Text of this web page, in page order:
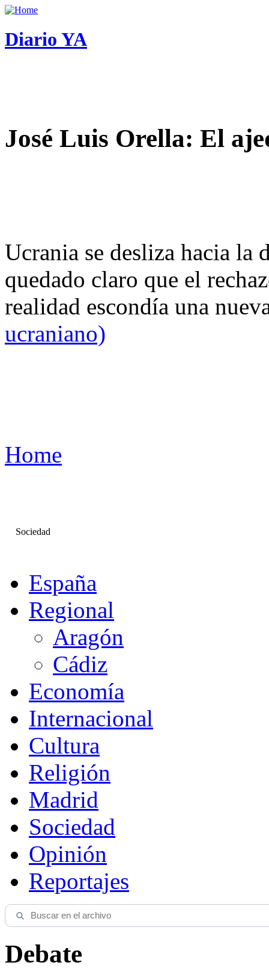
Diario YA
José Luis Orella: El
Ucrania se desliza hacia
quedado claro que el
realidad escondía una
ucraniano)
Home
Sociedad
España
Regional
Aragón
Cádiz
Economía
Internacional
Cultura
Religión
Madrid
Sociedad
Opinión
Reportajes
Debate